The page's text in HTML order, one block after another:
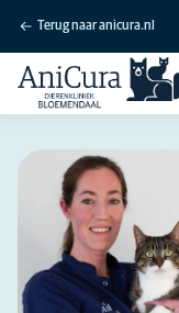
Terug naar anicura.nl